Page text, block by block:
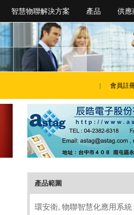
智慧物聯解決方案 產品 供應
會員註
產品範圍
環安衛, 物聯智慧化應用系統